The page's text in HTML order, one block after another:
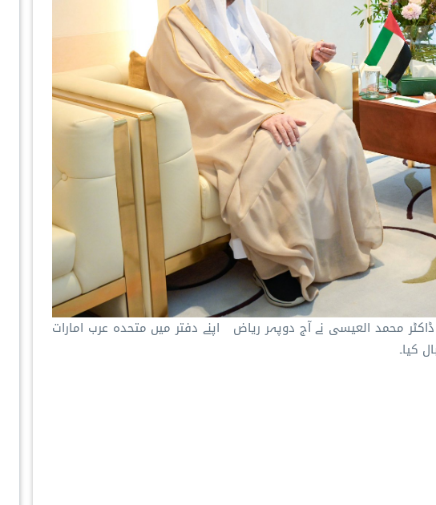
محمد العیسی ‏نے آج دوپہر ریاض اپنے دفتر میں متحدہ عرب امارات
کیا۔